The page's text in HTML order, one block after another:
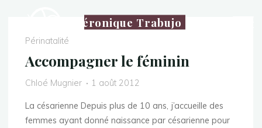
Véronique Trabujo
Périnatalité
Accompagner le féminin
Chloé Mugnier 1 août 2012
La césarienne Depuis plus de 10 ans, j’accueille des
femmes ayant donné naissance par césarienne pour